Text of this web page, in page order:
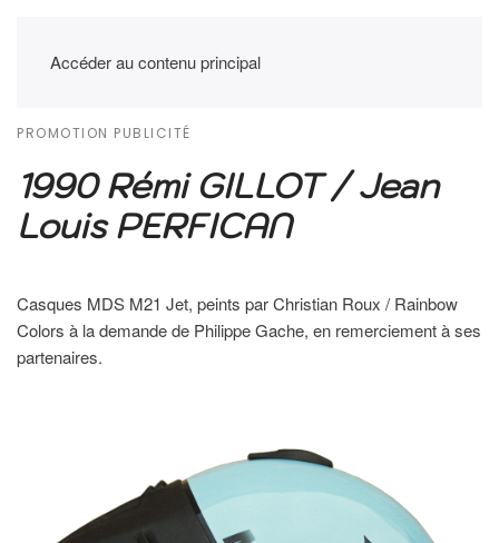
Accéder au contenu principal
PROMOTION PUBLICITÉ
1990 Rémi GILLOT / Jean
Louis PERFICAN
Casques MDS M21 Jet, peints par Christian Roux / Rainbow
Colors à la demande de Philippe Gache, en remerciement à ses
partenaires.